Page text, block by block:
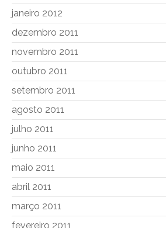
janeiro 2012
dezembro 2011
novembro 2011
outubro 2011
setembro 2011
agosto 2011
julho 2011
junho 2011
maio 2011
abril 2011
março 2011
fevereiro 2011